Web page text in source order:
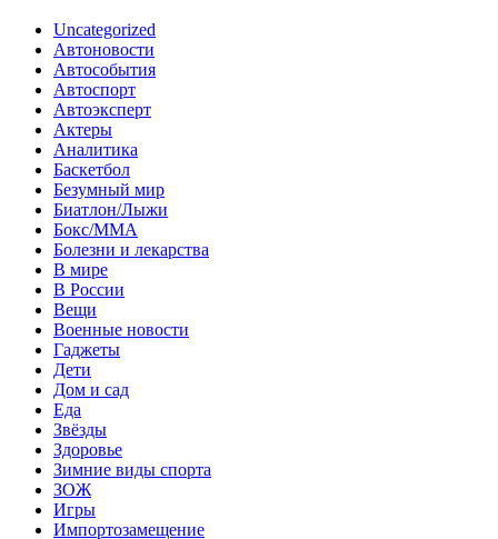
Uncategorized
Автоновости
Автособытия
Автоспорт
Автоэксперт
Актеры
Аналитика
Баскетбол
Безумный мир
Биатлон/Лыжи
Бокс/MMA
Болезни и лекарства
В мире
В России
Вещи
Военные новости
Гаджеты
Дети
Дом и сад
Еда
Звёзды
Здоровье
Зимние виды спорта
ЗОЖ
Игры
Импортозамещение